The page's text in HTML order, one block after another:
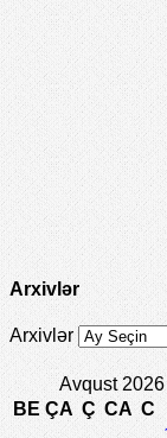
Arxivlər
Arxivlər
Avqust 2026
BE ÇA Ç CA C